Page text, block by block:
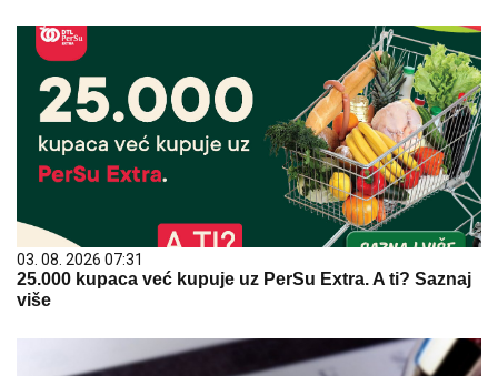
03. 08. 2026 07:31
25.000 kupaca već kupuje uz PerSu Extra. A ti? Saznaj
više